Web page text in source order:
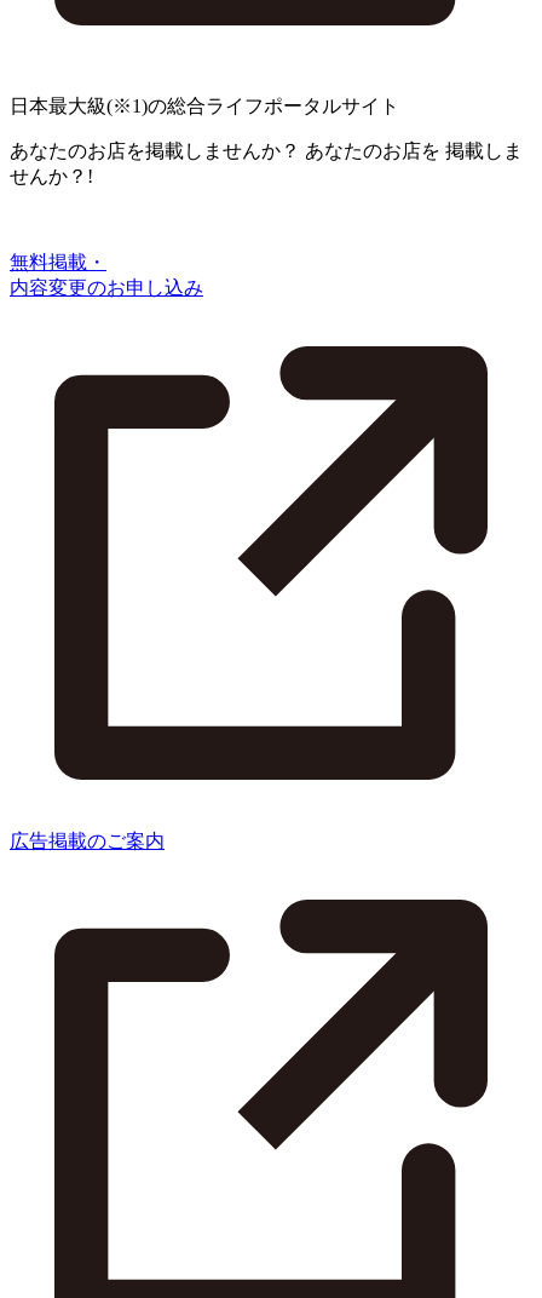
日本最大級(※1)の総合ライフポータルサイト
あなたのお店を掲載しませんか？ あなたのお店を 掲載しま
せんか？!
無料掲載・
内容変更のお申し込み
広告掲載のご案内